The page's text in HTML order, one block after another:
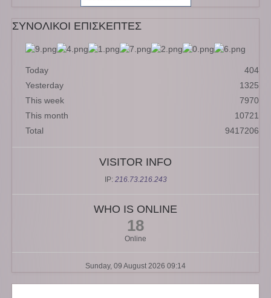
ΣΥΝΟΛΙΚΟΙ ΕΠΙΣΚΕΠΤΕΣ
Today
404
Yesterday
1325
This week
7970
This month
10721
Total
9417206
VISITOR INFO
IP: 216.73.216.243
WHO IS ONLINE
18
Online
Sunday, 09 August 2026 09:14